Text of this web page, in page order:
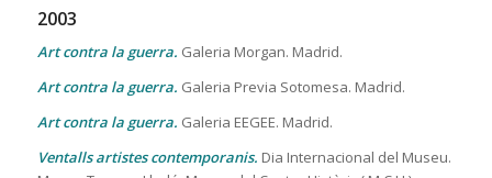
2003
Art contra la guerra. Galeria Morgan. Madrid.
Art contra la guerra. Galeria Previa Sotomesa. Madrid.
Art contra la guerra. Galeria EEGEE. Madrid.
Ventalls artistes contemporanis. Dia Internacional del Museu.